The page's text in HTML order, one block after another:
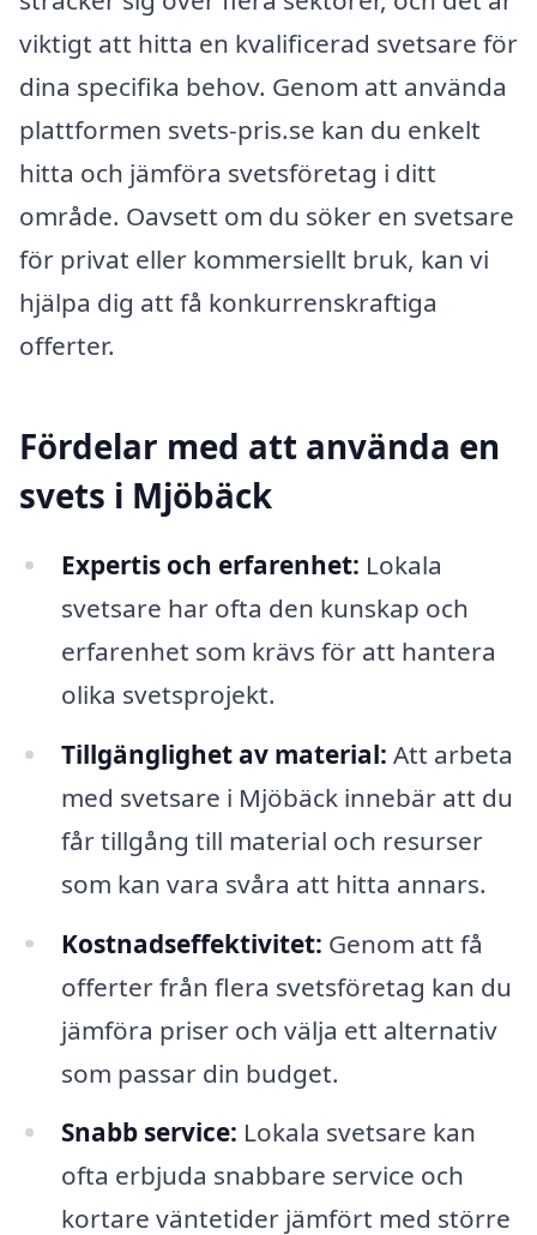
viktigt att hitta en kvalificerad svetsare för
dina specifika behov. Genom att använda
plattformen svets-pris.se kan du enkelt
hitta och jämföra svetsföretag i ditt
område. Oavsett om du söker en svetsare
för privat eller kommersiellt bruk, kan vi
hjälpa dig att få konkurrenskraftiga
offerter.
Fördelar med att använda en
svets i Mjöbäck
Expertis och erfarenhet: Lokala
svetsare har ofta den kunskap och
erfarenhet som krävs för att hantera
olika svetsprojekt.
Tillgänglighet av material: Att arbeta
med svetsare i Mjöbäck innebär att du
får tillgång till material och resurser
som kan vara svåra att hitta annars.
Kostnadseffektivitet: Genom att få
offerter från flera svetsföretag kan du
jämföra priser och välja ett alternativ
som passar din budget.
Snabb service: Lokala svetsare kan
ofta erbjuda snabbare service och
kortare väntetider jämfört med större